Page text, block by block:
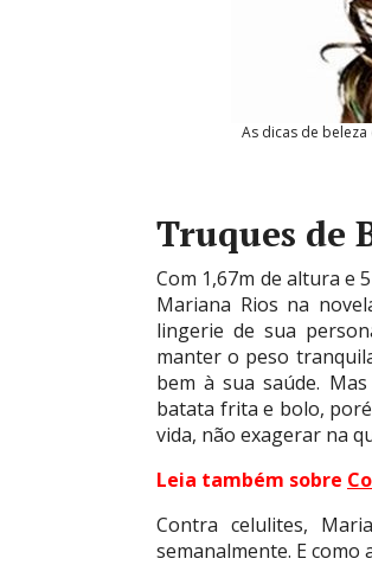
As dicas de
Truques de
Com 1,67m de altura e
Mariana Rios na
lingerie de sua
manter o peso
bem à sua saúde.
batata frita e bolo,
vida, não exagerar na
Leia também sobre
Contra celulites,
semanalmente. E como